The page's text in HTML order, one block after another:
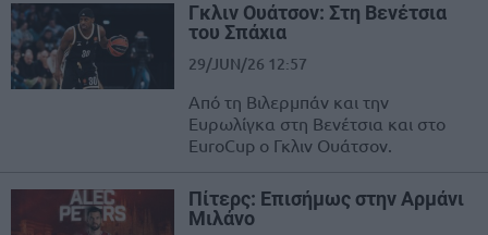
Γκλιν Ουάτσον: Στη Βενέτσια
του Σπάχια
29/JUN/26 12:57
Από τη Βιλερμπάν και την
Ευρωλίγκα στη Βενέτσια και στο
EuroCup ο Γκλιν Ουάτσον.
Πίτερς: Επισήμως στην Αρμάνι
Μιλάνο